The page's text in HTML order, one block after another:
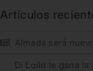
Artículos
Almada será
Di Lollo le gana la